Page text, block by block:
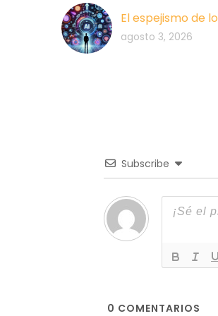
El espejismo de
agosto 3, 2026
Subscribe
0 COMENTARIOS